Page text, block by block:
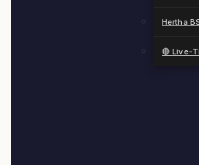
Hertha
🔴 Live-